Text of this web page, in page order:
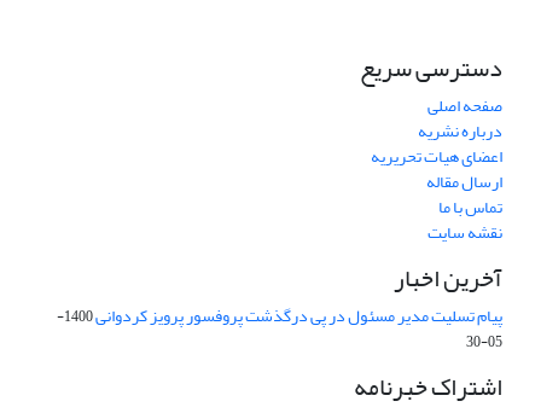
دسترسی سریع
صفحه اصلی
درباره نشریه
اعضای هیات تحریریه
ارسال مقاله
تماس با ما
نقشه سایت
آخرین اخبار
پیام تسلیت مدیر مسئول در پی درگذشت پروفسور پرویز کردوانی
1400-
05-30
اشتراک خبرنامه